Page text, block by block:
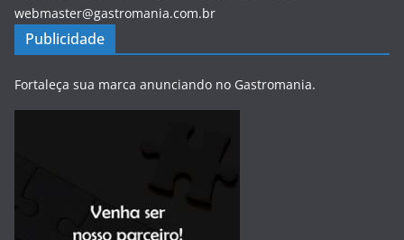
webmaster@gastromania.com.br
Publicidade
Fortaleça sua marca anunciando no Gastromania.